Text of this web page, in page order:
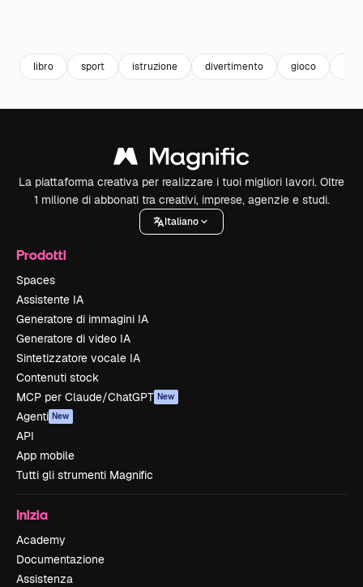
libro sport istruzione divertimento gioco
La piattaforma creativa per realizzare i tuoi migliori lavori. Oltre
1 milione di abbonati tra creativi, imprese, agenzie e studi.
Italiano
Prodotti
Spaces
Assistente IA
Generatore di immagini IA
Generatore di video IA
Sintetizzatore vocale IA
Contenuti stock
MCP per Claude/ChatGPT New
Agenti New
API
App mobile
Tutti gli strumenti Magnific
Inizia
Academy
Documentazione
Assistenza